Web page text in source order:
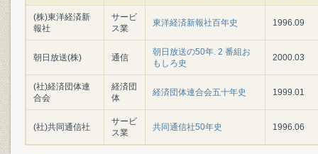
(株)東洋経済新
報社
サービ
ス業
東洋経済新報社百年史 1996.09
朝日放送(株) 通信
朝日放送の50年. 2 番組お
もしろ史
2000.03
(社)経済団体連
合会
経済団
体
経済団体連合会五十年史 1999.01
(社)共同通信社
サービ
ス業
共同通信社50年史 1996.06